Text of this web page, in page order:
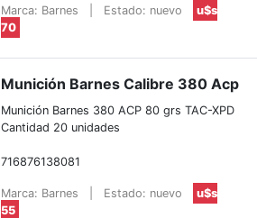
Marca: Barnes Estado: nuevo
u$s
70
Munición Barnes Calibre 380 Acp
Munición Barnes 380 ACP 80 grs TAC-XPD
Cantidad 20 unidades
716876138081
Marca: Barnes Estado: nuevo
u$s
55